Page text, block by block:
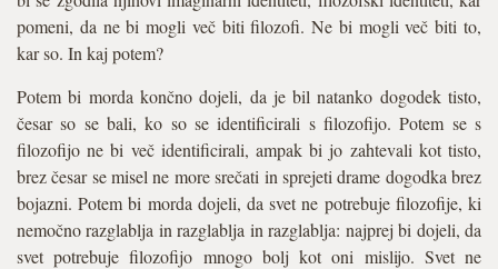
pomeni, da ne bi mogli več biti filozofi. Ne bi mogli več biti to,
kar so. In kaj potem?
Potem bi morda končno dojeli, da je bil natanko dogodek tisto,
česar so se bali, ko so se identificirali s filozofijo. Potem se s
filozofijo ne bi več identificirali, ampak bi jo zahtevali kot tisto,
brez česar se misel ne more srečati in sprejeti drame dogodka brez
bojazni. Potem bi morda dojeli, da svet ne potrebuje filozofije, ki
nemočno razglablja in razglablja in razglablja: najprej bi dojeli, da
svet potrebuje filozofijo mnogo bolj kot oni mislijo. Svet ne